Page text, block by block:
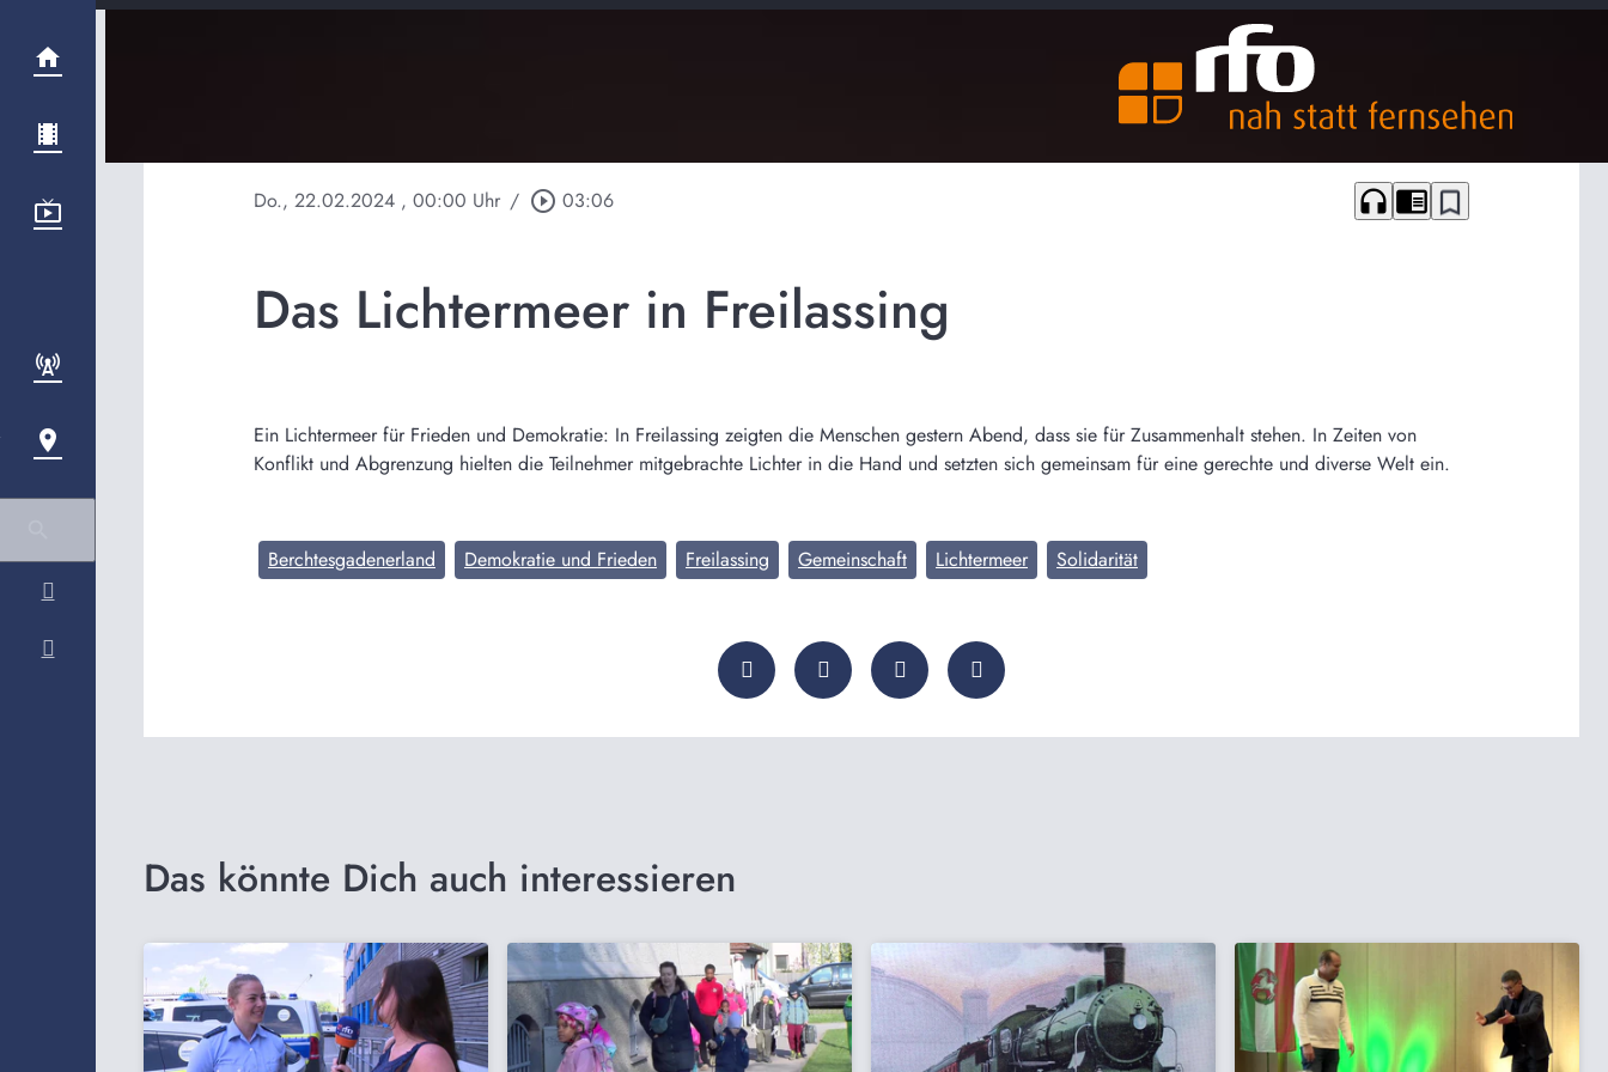
Do., 22.02.2024 , 00:00 Uhr / play_circle_outline 03:06 headphones chrome_reader_mode bookmark_border
Das Lichtermeer in Freilassing
Ein Lichtermeer für Frieden und Demokratie: In Freilassing zeigten die Menschen gestern Abend, dass sie für Zusammenhalt stehen. In Zeiten von
Konflikt und Abgrenzung hielten die Teilnehmer mitgebrachte Lichter in die Hand und setzten sich gemeinsam für eine gerechte und diverse Welt ein.
Berchtesgadenerland Demokratie und Frieden Freilassing Gemeinschaft Lichtermeer Solidarität
Das könnte Dich auch interessieren